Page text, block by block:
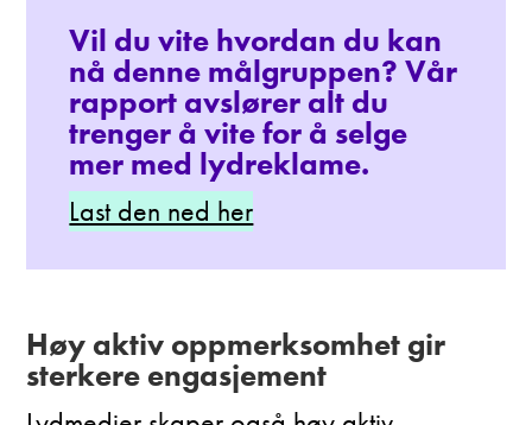
Vil du vite hvordan du kan
nå denne målgruppen? Vår
rapport avslører alt du
trenger å vite for å selge
mer med lydreklame.
Last den ned her
Høy aktiv oppmerksomhet gir
sterkere engasjement